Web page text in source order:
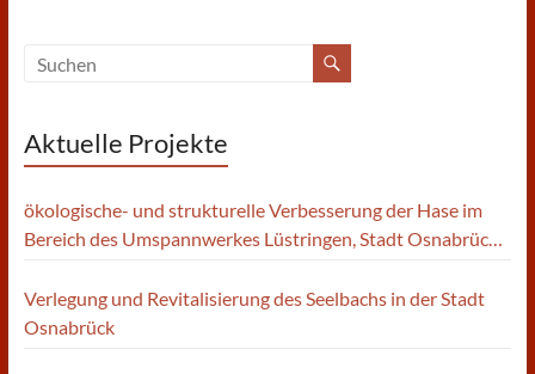
Aktuelle Projekte
ökologische- und strukturelle Verbesserung der Hase im
Bereich des Umspannwerkes Lüstringen, Stadt Osnabrück |
Verlegung und Revitalisierung des Seelbachs in der Stadt
Osnabrück